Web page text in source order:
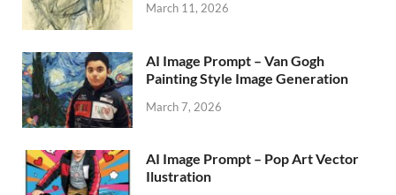
March 11, 2026
AI Image Prompt – Van Gogh
Painting Style Image Generation
March 7, 2026
AI Image Prompt – Pop Art Vector
Ilustration